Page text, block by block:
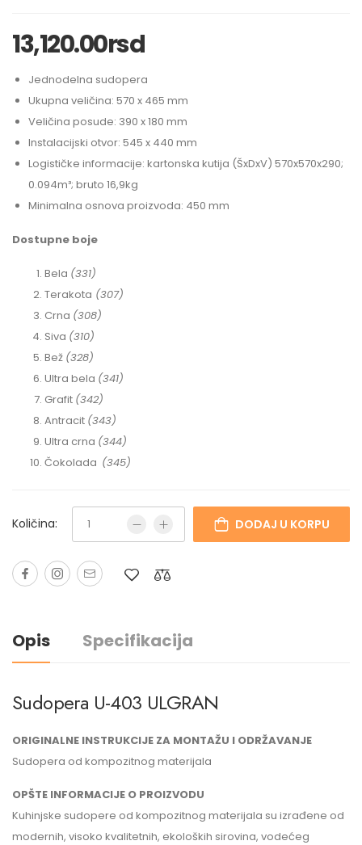
13,120.00rsd
Jednodelna sudopera
Ukupna veličina: 570 x 465 mm
Veličina posude: 390 x 180 mm
Instalacijski otvor: 545 x 440 mm
Logističke informacije: kartonska kutija (ŠxDxV) 570x570x290;
0.094m³; bruto 16,9kg
Minimalna osnova proizvoda: 450 mm
Dostupne boje
Bela (331)
Terakota (307)
Crna (308)
Siva (310)
Bež (328)
Ultra bela (341)
Grafit (342)
Antracit (343)
Ultra crna (344)
Čokolada (345)
Količina: DODAJ U KORPU
Opis Specifikacija
Sudopera U-403 ULGRAN
ORIGINALNE INSTRUKCIJE ZA MONTAŽU I ODRŽAVANJE
Sudopera od kompozitnog materijala
OPŠTE INFORMACIJE O PROIZVODU
Kuhinjske sudopere od kompozitnog materijala su izrađene od
modernih, visoko kvalitetnih, ekoloških sirovina, vodećeg